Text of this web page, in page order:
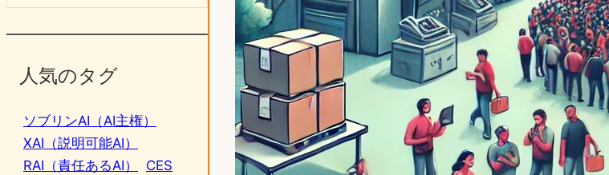
人気のタグ
ソブリンAI（AI主権）
XAI（説明可能AI）
RAI（責任あるAI）
CES